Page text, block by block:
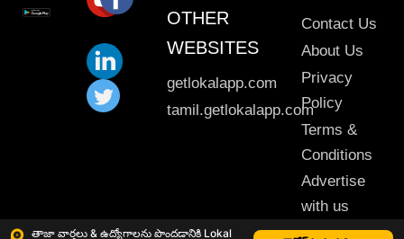
తాజా వార్తలు & ఉద్యోగాలను పొందడానికి Lokal
OTHER
WEBSITES
getlokalapp.com
tamil.getlokalapp.com
Contact Us
About Us
Privacy
Policy
Terms &
Conditions
Advertise
with us
Sitemap